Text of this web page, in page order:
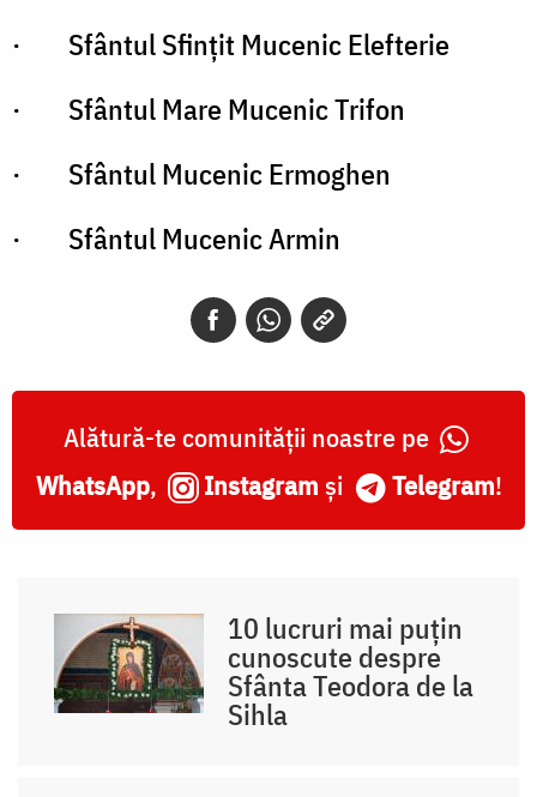
· Sfântul Sfinţit Mucenic Elefterie
· Sfântul Mare Mucenic Trifon
· Sfântul Mucenic Ermoghen
· Sfântul Mucenic Armin
Alătură-te comunității noastre pe
WhatsApp, Instagram și Telegram!
10 lucruri mai puțin
cunoscute despre
Sfânta Teodora de la
Sihla